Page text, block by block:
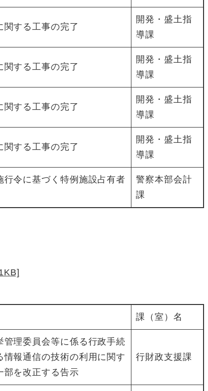
関する工事の完了
開発・盛土指
導課
関する工事の完了
開発・盛土指
導課
関する工事の完了
開発・盛土指
導課
関する工事の完了
開発・盛土指
導課
行令に基づく特例施設占有者
警察本部会計
課
課（室）名
管理委員会等に係る行政手続
情報通信の技術の利用に関す
部を改正する告示
行財政支援課